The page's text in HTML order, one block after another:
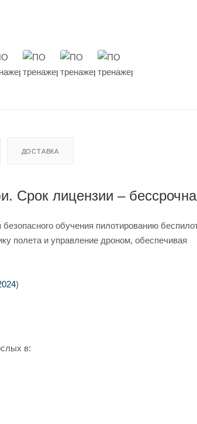
ДОСТАВКА
Срок лицензии –
обучения пилотированию
полета и управление дроном, обеспечивая
)
в: